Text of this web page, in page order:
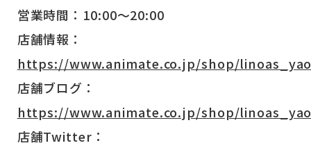
営業時間：10:00～20:00
店舗情報：
https://www.animate.co.jp/shop/
店舗ブログ：
https://www.animate.co.jp/shop/
店舗Twitter：